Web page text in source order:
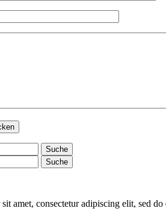
amet, consectetur adipiscing elit, sed